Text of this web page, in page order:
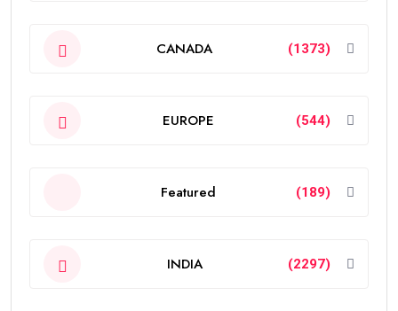
CANADA (1373)
EUROPE (544)
Featured (189)
INDIA (2297)